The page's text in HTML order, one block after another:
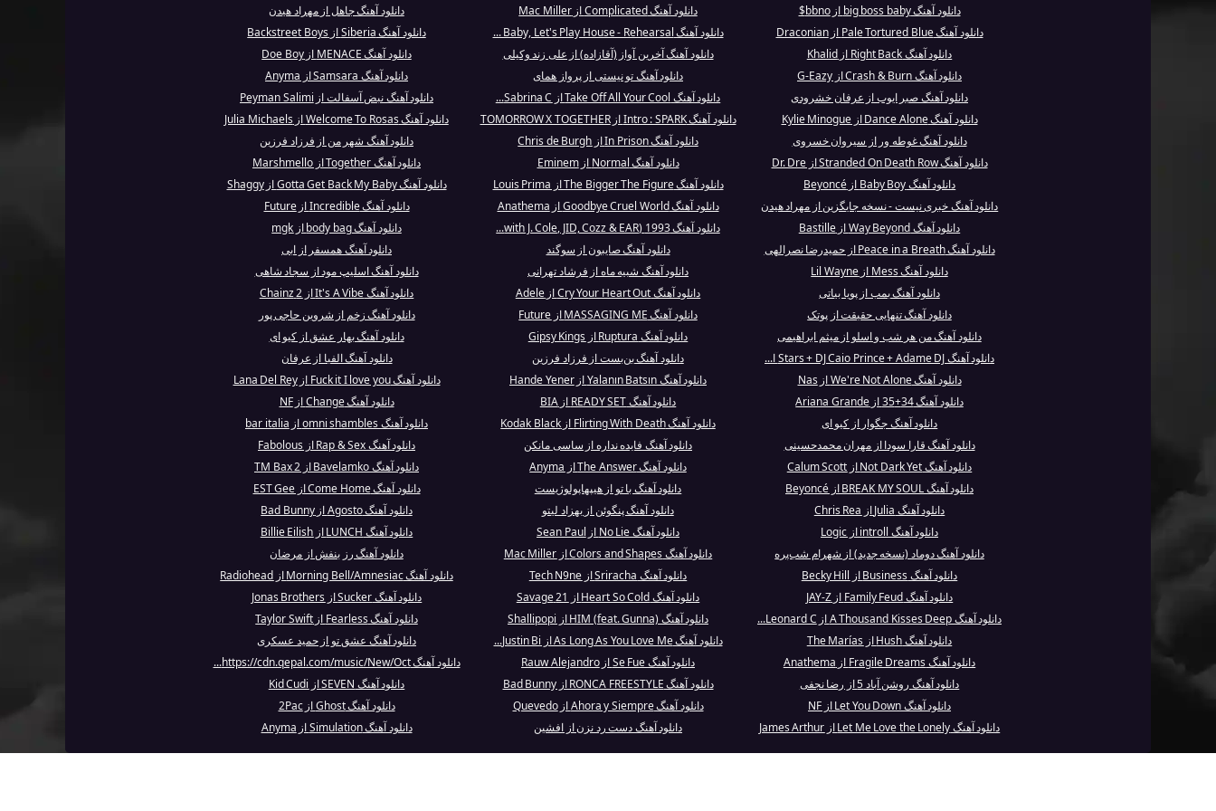
دانلود آهنگ big boss baby از bbno$ دانلود آهنگ Complicated از Mac Miller
دانلود آهنگ جاهل از مهراد هیدن
دانلود آهنگ Pale Tortured Blue از Draconian
دانلود آهنگ Baby, Let's Play House - Rehearsal ...
دانلود آهنگ Siberia از Backstreet Boys
دانلود آهنگ Right Back از Khalid
دانلود آهنگ آخرین آواز (آقازاده) از علی زند وکیلی
دانلود آهنگ MENACE از Doe Boy
دانلود آهنگ Crash & Burn از G-Eazy
دانلود آهنگ تو نیستی از پرواز همای
دانلود آهنگ Samsara از Anyma
دانلود آهنگ صبر ایوب از عرفان خشرودی
دانلود آهنگ Take Off All Your Cool از Sabrina C...
دانلود آهنگ نبض آسفالت از Peyman Salimi
دانلود آهنگ Dance Alone از Kylie Minogue
دانلود آهنگ Intro : SPARK از TOMORROW X TOGETHER
دانلود آهنگ Welcome To Rosas از Julia Michaels
دانلود آهنگ غوطه ور از سیروان خسروی
دانلود آهنگ In Prison از Chris de Burgh
دانلود آهنگ شهر من از فرزاد فرزین
دانلود آهنگ Stranded On Death Row از Dr. Dre
دانلود آهنگ Normal از Eminem
دانلود آهنگ Together از Marshmello
دانلود آهنگ Baby Boy از Beyoncé
دانلود آهنگ The Bigger The Figure از Louis Prima
دانلود آهنگ Gotta Get Back My Baby از Shaggy
دانلود آهنگ خبری نیست - نسخه جایگزین از مهراد هیدن
دانلود آهنگ Goodbye Cruel World از Anathema
دانلود آهنگ Incredible از Future
دانلود آهنگ Way Beyond از Bastille
دانلود آهنگ 1993 (with J. Cole, JID, Cozz & EAR...
دانلود آهنگ body bag از mgk
دانلود آهنگ Peace in a Breath از حمیدرضا نصرالهی
دانلود آهنگ صایبون از سوگند
دانلود آهنگ همسفر از ابی
دانلود آهنگ Mess از Lil Wayne
دانلود آهنگ شبیه ماه از فرشاد تهرانی
دانلود آهنگ اسلیپ مود از سجاد شاهی
دانلود آهنگ بمب از پویا بیاتی
دانلود آهنگ Cry Your Heart Out از Adele
دانلود آهنگ It's A Vibe از 2 Chainz
دانلود آهنگ تنهایی حقیقت از پوتک
دانلود آهنگ MASSAGING ME از Future
دانلود آهنگ زخم از شروین حاجی پور
دانلود آهنگ من هر شب و اسلو از میثم ابراهیمی
دانلود آهنگ Ruptura از Gipsy Kings
دانلود آهنگ بهار عشق از کیو ای
دانلود آهنگ Stars + DJ Caio Prince + Adame DJ ا...
دانلود آهنگ بن‌بست از فرزاد فرزین
دانلود آهنگ الفبا از عرفان
دانلود آهنگ We're Not Alone از Nas
دانلود آهنگ Yalanın Batsın از Hande Yener
دانلود آهنگ Fuck it I love you از Lana Del Rey
دانلود آهنگ 34+35 از Ariana Grande
دانلود آهنگ READY SET از BIA
دانلود آهنگ Change از NF
دانلود آهنگ جگوار از کیو ای
دانلود آهنگ Flirting With Death از Kodak Black
دانلود آهنگ omni shambles از bar italia
دانلود آهنگ قارا سودا از مهران محمدحسینی
دانلود آهنگ فایده نداره از ساسی مانکن
دانلود آهنگ Rap & Sex از Fabolous
دانلود آهنگ Not Dark Yet از Calum Scott
دانلود آهنگ The Answer از Anyma
دانلود آهنگ Bavelamko از TM Bax 2
دانلود آهنگ BREAK MY SOUL از Beyoncé
دانلود آهنگ با تو از هیپهاپولوژیست
دانلود آهنگ Come Home از EST Gee
دانلود آهنگ Julia از Chris Rea
دانلود آهنگ پنگوئن از بهزاد لیتو
دانلود آهنگ Agosto از Bad Bunny
دانلود آهنگ introll از Logic
دانلود آهنگ No Lie از Sean Paul
دانلود آهنگ LUNCH از Billie Eilish
دانلود آهنگ دوماد (نسخه جدید) از شهرام شب‌پره
دانلود آهنگ Colors and Shapes از Mac Miller
دانلود آهنگ رز بنفش از مرضان
دانلود آهنگ Business از Becky Hill
دانلود آهنگ Sriracha از Tech N9ne
دانلود آهنگ Morning Bell/Amnesiac از Radiohead
دانلود آهنگ Family Feud از JAY-Z
دانلود آهنگ Heart So Cold از 21 Savage
دانلود آهنگ Sucker از Jonas Brothers
دانلود آهنگ A Thousand Kisses Deep از Leonard C...
دانلود آهنگ HIM (feat. Gunna) از Shallipopi
دانلود آهنگ Fearless از Taylor Swift
دانلود آهنگ Hush از The Marías
دانلود آهنگ As Long As You Love Me از Justin Bi...
دانلود آهنگ عشق تو از حمید عسکری
دانلود آهنگ Fragile Dreams از Anathema
دانلود آهنگ Se Fue از Rauw Alejandro
دانلود آهنگ https://cdn.qepal.com/music/New/Oct...
دانلود آهنگ روشن آباد 5 از رضا نجفی
دانلود آهنگ RONCA FREESTYLE از Bad Bunny
دانلود آهنگ SEVEN از Kid Cudi
دانلود آهنگ Let You Down از NF
دانلود آهنگ Ahora y Siempre از Quevedo
دانلود آهنگ Ghost از 2Pac
دانلود آهنگ Let Me Love the Lonely از James Arthur
دانلود آهنگ دست رد نزن از افشین دانلود آهنگ Simulation از Anyma